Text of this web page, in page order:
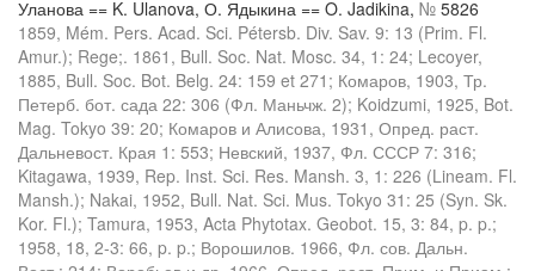
Уланова == K. Ulanova, О. Ядыкина == O. Jadikina, № 5826
1859, Mém. Pers. Acad. Sci. Pétersb. Div. Sav. 9: 13 (Prim. Fl.
Amur.); Rege;. 1861, Bull. Soc. Nat. Mosc. 34, 1: 24; Lecoyer,
1885, Bull. Soc. Bot. Belg. 24: 159 et 271; Комаров, 1903, Тр.
Петерб. бот. сада 22: 306 (Фл. Маньчж. 2); Koidzumi, 1925, Bot.
Mag. Tokyo 39: 20; Комаров и Алисова, 1931, Опред. раст.
Дальневост. Края 1: 553; Невский, 1937, Фл. СССР 7: 316;
Kitagawa, 1939, Rep. Inst. Sci. Res. Mansh. 3, 1: 226 (Lineam. Fl.
Mansh.); Nakai, 1952, Bull. Nat. Sci. Mus. Tokyo 31: 25 (Syn. Sk.
Kor. Fl.); Tamura, 1953, Acta Phytotax. Geobot. 15, 3: 84, p. p.;
1958, 18, 2-3: 66, p. p.; Ворошилов. 1966, Фл. сов. Дальн.